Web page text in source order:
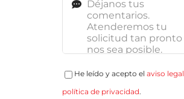
He leído y acepto elaviso legal
política de privacidad.